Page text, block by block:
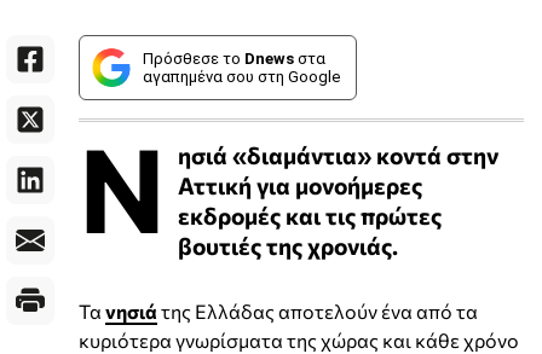
Πρόσθεσε το Dnews στα
αγαπημένα σου στη Google
Ν
ησιά «διαμάντια» κοντά στην
Αττική για μονοήμερες
εκδρομές και τις πρώτες
βουτιές της χρονιάς.
Τα νησιά της Ελλάδας αποτελούν ένα από τα
κυριότερα γνωρίσματα της χώρας και κάθε χρόνο